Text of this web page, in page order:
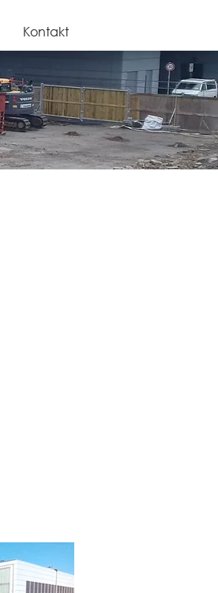
Kontakt